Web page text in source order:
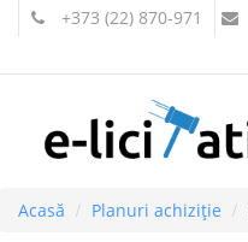
+373 (22) 870-971
Acasă Planuri achiziție